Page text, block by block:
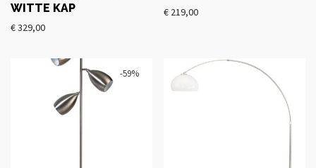
WITTE KAP
€329,00
€ 219,00
-59%